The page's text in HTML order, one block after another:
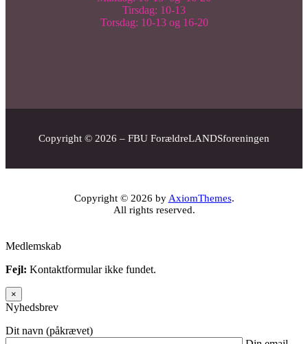
Tirsdag: 10-13
Torsdag: 10-13 og 16-20
Copyright © 2026 – FBU ForældreLANDSforeningen
Copyright © 2026 by AxiomThemes.
All rights reserved.
Medlemskab
Fejl: Kontaktformular ikke fundet.
×
Nyhedsbrev
Dit navn (påkrævet)